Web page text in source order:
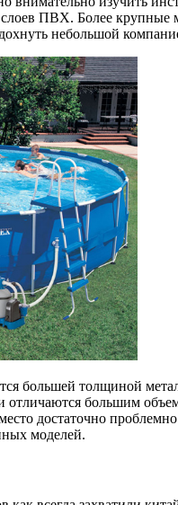
ПВХ. Более крупные
небольшой
большей толщиной
отличаются большим
достаточно
моделей.